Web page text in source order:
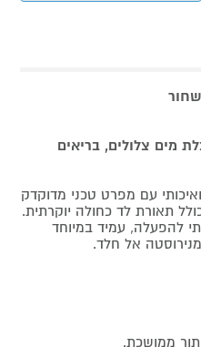
מים צלולים, בריאים
עם מפרט טכני מדוקדק
תאורת לד כחולה יוקרתית.
להפעלה, עמיד במיוחד
מנירוסטה אל חלד.
ממושכת.